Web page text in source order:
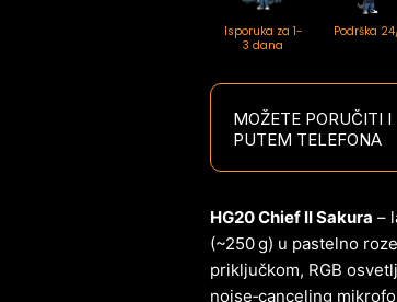
Isporuka za 1-
3 dana
Podrška
MOŽETE PORUČITI I
PUTEM TELEFONA
HG20 Chief II Sakura –
(~250 g) u pastelno
priključkom, RGB
noise‑canceling